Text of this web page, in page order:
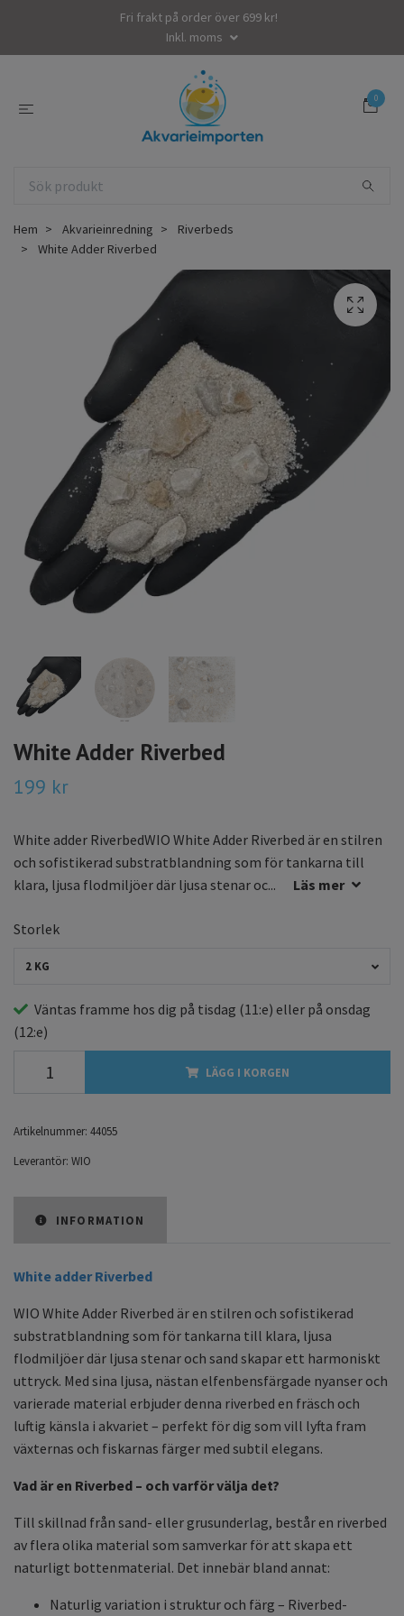
Fri frakt på order över 699 kr!
Inkl. moms
0
Hem Akvarieinredning
Riverbeds
White Adder Riverbed
White Adder Riverbed
199 kr
White adder RiverbedWIO White Adder Riverbed är en stilren
och sofistikerad substratblandning som för tankarna till
klara, ljusa flodmiljöer där ljusa stenar oc...
Läs mer
Storlek
2 KG
Väntas framme hos dig på tisdag (11:e) eller på onsdag
(12:e)
LÄGG I KORGEN
Artikelnummer: 44055
Leverantör: WIO
INFORMATION
White adder Riverbed
WIO White Adder Riverbed är en stilren och sofistikerad
substratblandning som för tankarna till klara, ljusa
flodmiljöer där ljusa stenar och sand skapar ett harmoniskt
uttryck. Med sina ljusa, nästan elfenbensfärgade nyanser och
varierade material erbjuder denna riverbed en fräsch och
luftig känsla i akvariet – perfekt för dig som vill lyfta fram
växternas och fiskarnas färger med subtil elegans.
Vad är en Riverbed – och varför välja det?
Till skillnad från sand- eller grusunderlag, består en riverbed
av flera olika material som samverkar för att skapa ett
naturligt bottenmaterial. Det innebär bland annat:
Naturlig variation i struktur och färg – Riverbed-